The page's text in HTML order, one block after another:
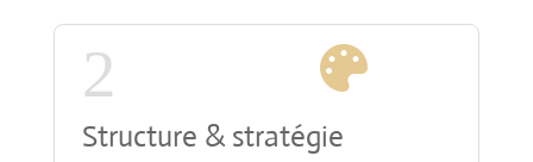

2
Structure & stratégie